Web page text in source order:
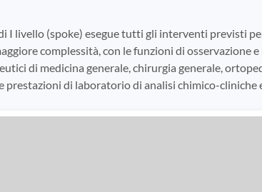
I livello (spoke) esegue tutti gli interventi previsti
complessità, con le funzioni di osservazione
di medicina generale, chirurgia generale,
prestazioni di laboratorio di analisi chimico-